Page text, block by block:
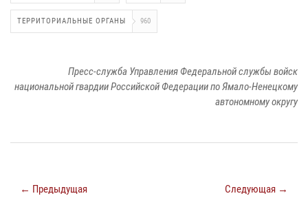
ТЕРРИТОРИАЛЬНЫЕ ОРГАНЫ 960
Пресс-служба Управления Федеральной службы войск
национальной гвардии Российской Федерации по Ямало-Ненецкому
автономному округу
← Предыдущая Следующая →